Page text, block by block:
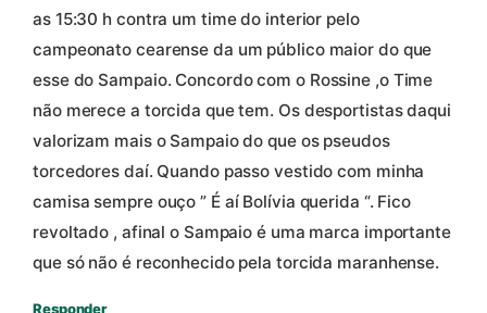
as 15:30 h contra um time do interior pelo
campeonato cearense da um público maior do que
esse do Sampaio. Concordo com o Rossine ,o Time
não merece a torcida que tem. Os desportistas daqui
valorizam mais o Sampaio do que os pseudos
torcedores daí. Quando passo vestido com minha
camisa sempre ouço ” É aí Bolívia querida “. Fico
revoltado , afinal o Sampaio é uma marca importante
que só não é reconhecido pela torcida maranhense.
Responder